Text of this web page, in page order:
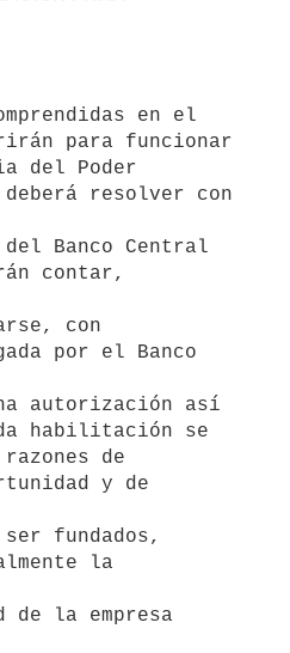
para funcionar
del Poder
resolver con
Banco Central
contar,
con
por el Banco
autorización así
habilitación se
de
y de
fundados,
la
la empresa